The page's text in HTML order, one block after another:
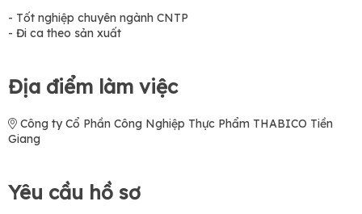
- Tốt nghiệp chuyên ngành CNTP
- Đi ca theo sản xuất
Địa điểm làm việc
Công ty Cổ Phần Công Nghiệp Thực Phẩm THABICO Tiền
Giang
Yêu cầu hồ sơ